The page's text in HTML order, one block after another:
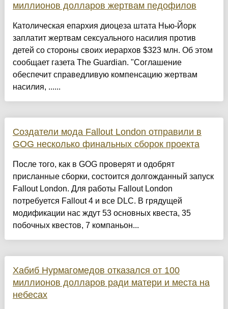
миллионов долларов жертвам педофилов
Католическая епархия диоцеза штата Нью-Йорк
заплатит жертвам сексуального насилия против
детей со стороны своих иерархов $323 млн. Об этом
сообщает газета The Guardian. "Соглашение
обеспечит справедливую компенсацию жертвам
насилия, ......
Создатели мода Fallout London отправили в
GOG несколько финальных сборок проекта
После того, как в GOG проверят и одобрят
присланные сборки, состоится долгожданный запуск
Fallout London. Для работы Fallout London
потребуется Fallout 4 и все DLC. В грядущей
модификации нас ждут 53 основных квеста, 35
побочных квестов, 7 компаньон...
Хабиб Нурмагомедов отказался от 100
миллионов долларов ради матери и места на
небесах